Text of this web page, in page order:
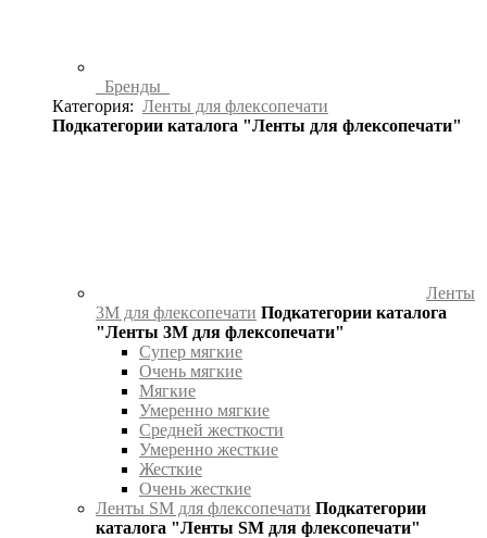
Бренды
Категория: Ленты для флексопечати
Подкатегории каталога "Ленты для флексопечати"
Ленты
3М для флексопечати Подкатегории каталога
"Ленты 3М для флексопечати"
Супер мягкие
Очень мягкие
Мягкие
Умеренно мягкие
Средней жесткости
Умеренно жесткие
Жесткие
Очень жесткие
Ленты SM для флексопечати Подкатегории
каталога "Ленты SM для флексопечати"